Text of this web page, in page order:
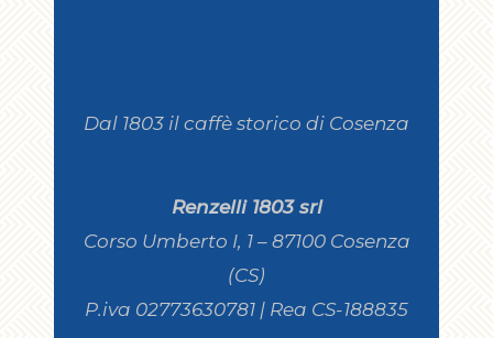
Dal 1803 il caffè storico di Cosenza
Renzelli 1803 srl
Corso Umberto I, 1 – 87100 Cosenza
(CS)
P.iva 02773630781 | Rea CS-188835